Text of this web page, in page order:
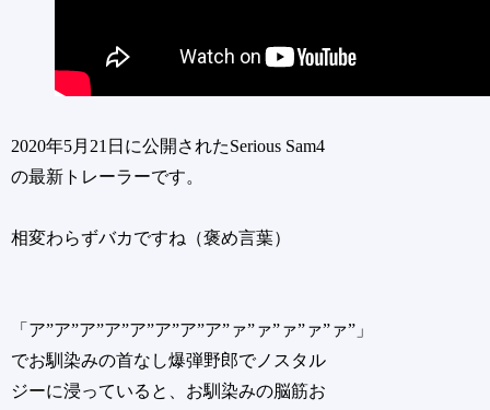
2020年5月21日に公開されたSerious Sam4
の最新トレーラーです。
相変わらずバカですね（褒め言葉）
「ア”ア”ア”ア”ア”ア”ア”ア”ァ”ァ”ァ”ァ”ァ”」
でお馴染みの首なし爆弾野郎でノスタル
ジーに浸っていると、お馴染みの脳筋お